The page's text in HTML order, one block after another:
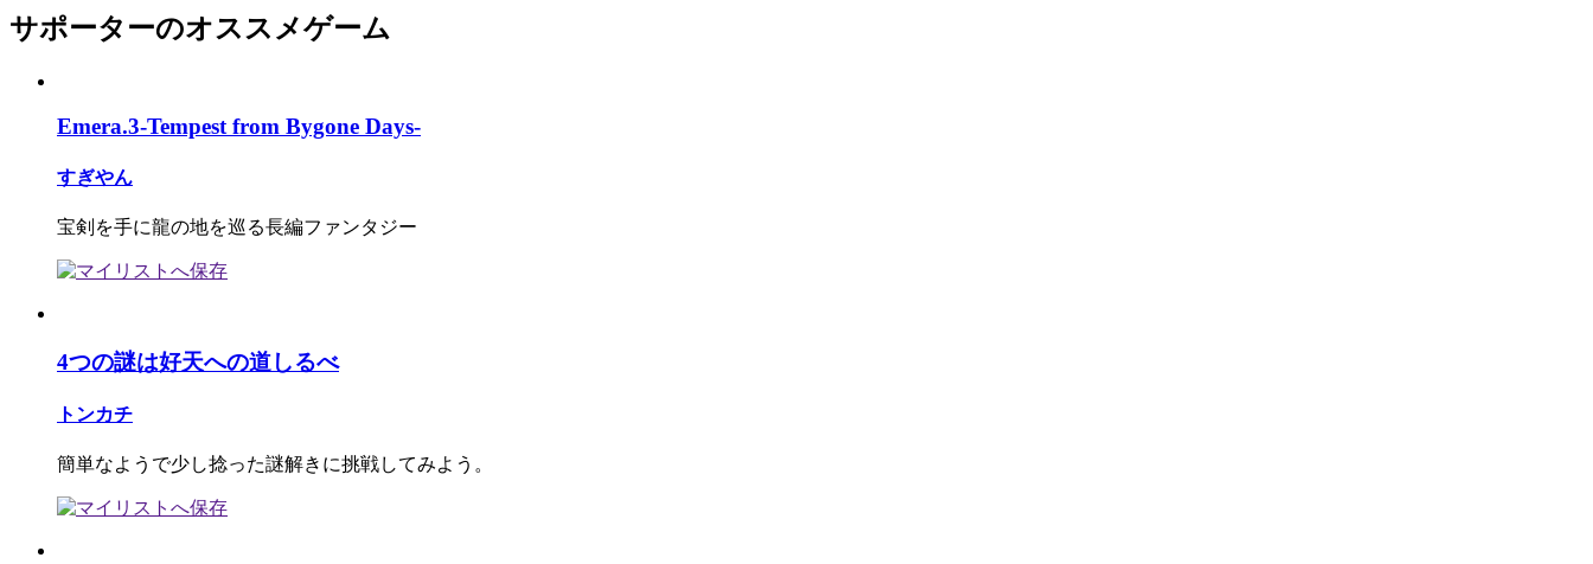
サポーターのオススメゲーム
Emera.3-Tempest from Bygone Days-
すぎやん
宝剣を手に龍の地を巡る長編ファンタジー
4つの謎は好天への道しるべ
トンカチ
簡単なようで少し捻った謎解きに挑戦してみよう。